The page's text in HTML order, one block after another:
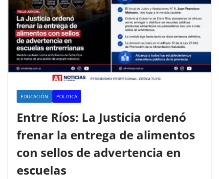
EDUCACIÓN POLITICA
Entre Ríos: La Justicia ordenó
frenar la entrega de alimentos
con sellos de advertencia en
escuelas